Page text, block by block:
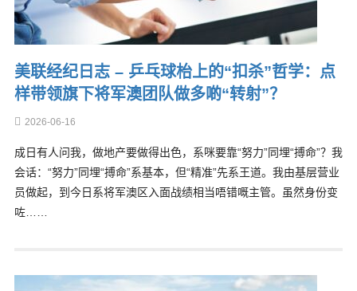
美联经纪日志 – 乒乓球枱上的“扣杀”哲学：点
样带领旗下将军澳团队做多啲“转射”？
2026-06-16
成日有人问我，做地产要做得出色，系咪要靠“努力”同埋“搏命”？我
会话：“努力”同埋“搏命”系基本，但“精准”先系王道。我由基层营业
员做起，到今日系将军澳区入面战绩相当唔错嘅主管。虽然身份变
咗……